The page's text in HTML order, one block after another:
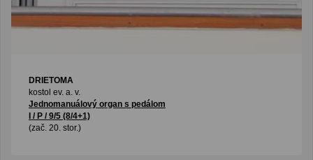
DRIETOMA
kostol ev. a. v.
Jednomanuálový organ s pedálom
I / P / 9/5 (8/4+1)
(zač. 20. stor.)